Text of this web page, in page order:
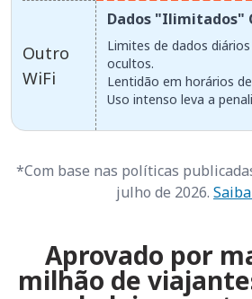
Outro
WiFi
Dados "Ilimitados"
Limites de dados
ocultos.
Lentidão em horários
Uso intenso leva a
*Com base nas políticas
julho de 2026.
Aprovado por
milhão de